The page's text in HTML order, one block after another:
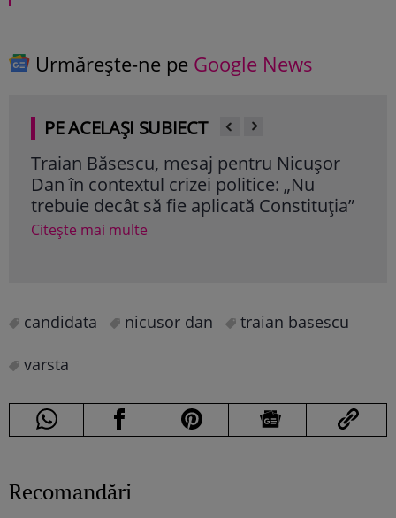
Urmărește-ne pe Google News
PE ACELAȘI SUBIECT
Traian Băsescu, mesaj pentru Nicușor
Dan în contextul crizei politice: „Nu
trebuie decât să fie aplicată Constituţia”
Citește mai multe
candidata nicusor dan
traian basescu
varsta
Recomandări